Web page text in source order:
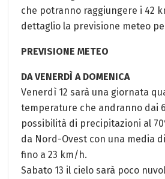
che potranno raggiungere i 42
dettaglio la previsione meteo
PREVISIONE METEO
DA VENERDÌ A DOMENICA
Venerdì 12 sarà una giornata
temperature che andranno dai
possibilità di precipitazioni al
da Nord-Ovest con una media
fino a 23 km/h.
Sabato 13 il cielo sarà poco